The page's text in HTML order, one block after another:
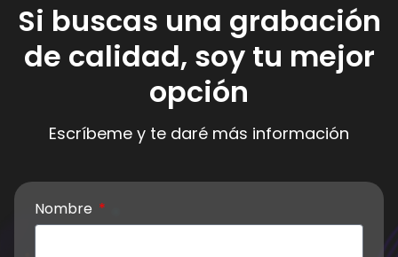
Si buscas una grabación
de calidad, soy tu mejor
opción
Escríbeme y te daré más información
Nombre